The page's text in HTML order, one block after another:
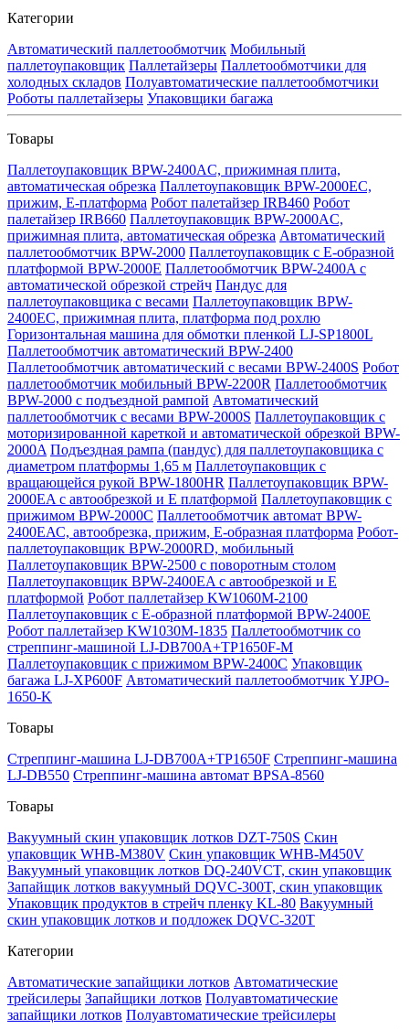
Категории
Автоматический паллетообмотчик Мобильный
паллетоупаковщик Паллетайзеры Паллетообмотчики для
холодных складов Полуавтоматические паллетообмотчики
Роботы паллетайзеры Упаковщики багажа
Товары
Паллетоупаковщик BPW-2400AC, прижимная плита,
автоматическая обрезка Паллетоупаковщик BPW-2000EC,
прижим, Е-платформа Робот палетайзер IRB460 Робот
палетайзер IRB660 Паллетоупаковщик BPW-2000AC,
прижимная плита, автоматическая обрезка Автоматический
паллетообмотчик BPW-2000 Паллетоупаковщик с Е-образной
платформой BPW-2000E Паллетообмотчик BPW-2400A с
автоматической обрезкой стрейч Пандус для
паллетоупаковщика с весами Паллетоупаковщик BPW-
2400EC, прижимная плита, платформа под рохлю
Горизонтальная машина для обмотки пленкой LJ-SP1800L
Паллетообмотчик автоматический BPW-2400
Паллетообмотчик автоматический с весами BPW-2400S Робот
паллетообмотчик мобильный BPW-2200R Паллетообмотчик
BPW-2000 с подъездной рампой Автоматический
паллетообмотчик с весами BPW-2000S Паллетоупаковщик с
моторизированной кареткой и автоматической обрезкой BPW-
2000A Подъездная рампа (пандус) для паллетоупаковщика с
диаметром платформы 1,65 м Паллетоупаковщик с
вращающейся рукой BPW-1800HR Паллетоупаковщик BPW-
2000EA с автообрезкой и Е платформой Паллетоупаковщик с
прижимом BPW-2000C Паллетообмотчик автомат BPW-
2400ЕАС, автообрезка, прижим, Е-образная платформа Робот-
паллетоупаковщик BPW-2000RD, мобильный
Паллетоупаковщик BPW-2500 с поворотным столом
Паллетоупаковщик BPW-2400EA с автообрезкой и Е
платформой Робот паллетайзер KW1060M-2100
Паллетоупаковщик с Е-образной платформой BPW-2400E
Робот паллетайзер KW1030M-1835 Паллетообмотчик со
стреппинг-машиной LJ-DB700A+TP1650F-M
Паллетоупаковщик с прижимом BPW-2400C Упаковщик
багажа LJ-XP600F Автоматический паллетообмотчик YJPO-
1650-K
Товары
Стреппинг-машина LJ-DB700A+TP1650F Стреппинг-машина
LJ-DB550 Стреппинг-машина автомат BPSA-8560
Товары
Вакуумный скин упаковщик лотков DZT-750S Скин
упаковщик WHB-M380V Скин упаковщик WHB-M450V
Вакуумный упаковщик лотков DQ-240VCT, скин упаковщик
Запайщик лотков вакуумный DQVC-300T, скин упаковщик
Упаковщик продуктов в стрейч пленку KL-80 Вакуумный
скин упаковщик лотков и подложек DQVC-320T
Категории
Автоматические запайщики лотков Автоматические
трейсилеры Запайщики лотков Полуавтоматические
запайщики лотков Полуавтоматические трейсилеры